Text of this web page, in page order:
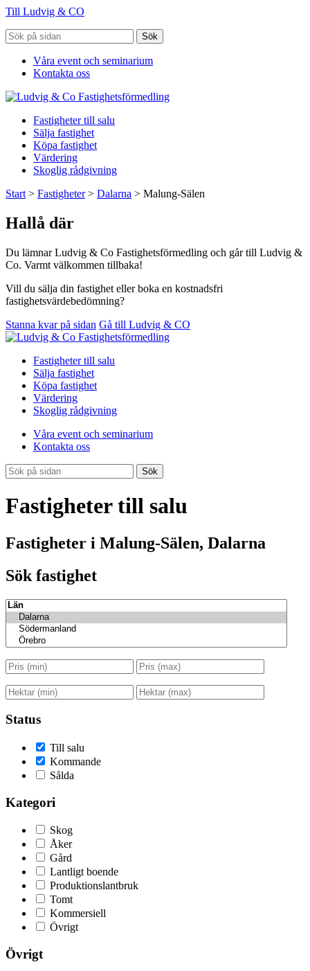
Till Ludvig & CO
Sök
Våra event och seminarium
Kontakta oss
Fastigheter till salu
Sälja fastighet
Köpa fastighet
Värdering
Skoglig rådgivning
Start > Fastigheter> Dalarna > Malung-Sälen
Hallå där
Du lämnar Ludvig & Co Fastighetsförmedling och går till Ludvig &
Co. Varmt välkommen tillbaka!
Vill du sälja din fastighet eller boka en kostnadsfri
fastighetsvärdebedömning?
Stanna kvar på sidan Gå till Ludvig & CO
Fastigheter till salu
Sälja fastighet
Köpa fastighet
Värdering
Skoglig rådgivning
Våra event och seminarium
Kontakta oss
Sök
Fastigheter till salu
Fastigheter i Malung-Sälen, Dalarna
Sök fastighet
Status
Till salu
Kommande
Sålda
Kategori
Skog
Åker
Gård
Lantligt boende
Produktionslantbruk
Tomt
Kommersiell
Övrigt
Övrigt